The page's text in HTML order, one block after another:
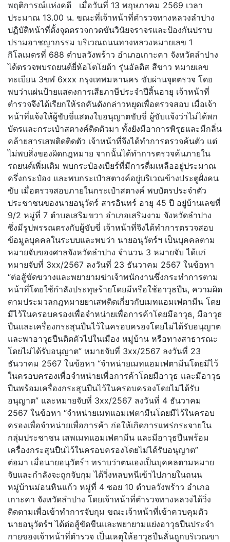
พฤติการณ์แห่งคดี เมื่อวันที่ 13 พฤษภาคม 2569 เวลา
ประมาณ 13.00 น. ขณะที่เจ้าหน้าที่ตำรวจทางหลวงลำปาง
ปฏิบัติหน้าที่ตั้งจุดตรวจกวดขันวินัยจราจรและป้องกันปราบ
ปรามอาชญากรรม บริเวณถนนทางหลวงหมายเลข 1
กิโลเมตรที่ 688 ตำบลวังพร้าว อำเภอเกาะคา จังหวัดลำปาง
ได้ตรวจพบรถยนต์ยี่ห้อโตโยต้า รุ่นอัลติส สีขาว หมายเลข
ทะเบียน 3ขฬ 6xxx กรุงเทพมหานคร ขับผ่านจุดตรวจ โดย
พบว่าแผ่นป้ายแสดงการเสียภาษีประจำปีสิ้นอายุ เจ้าหน้าที่
ตำรวจจึงได้เรียกให้รถคันดังกล่าวหยุดเพื่อตรวจสอบ เมื่อเจ้า
หน้าที่แจ้งให้ผู้ขับขี่แสดงใบอนุญาตขับขี่ ผู้ขับแจ้งว่าไม่ได้พก
บัตรและกระเป๋าสตางค์ติดตัวมา ทั้งยังมีอาการพิรุธและมีกลิ่น
คล้ายสารเสพติดติดตัว เจ้าหน้าที่จึงได้ทำการตรวจค้นตัว แต่
ไม่พบสิ่งของผิดกฎหมาย จากนั้นได้ทำการตรวจค้นภายใน
รถยนต์เพิ่มเติม พบกระป๋องเบียร์ที่มีการดื่มเหลืออยู่ประมาณ
ครึ่งกระป๋อง และพบกระเป๋าสตางค์อยู่บริเวณข้างประตูฝั่งคน
ขับ เมื่อตรวจสอบภายในกระเป๋าสตางค์ พบบัตรประจำตัว
ประชาชนของนายอนุวัตร์ สารอินทร์ อายุ 45 ปี อยู่บ้านเลขที่
9/2 หมู่ที่ 7 ตำบลเสริมขวา อำเภอเสริมงาม จังหวัดลำปาง
ซึ่งมีรูปพรรณตรงกับผู้ขับขี่ เจ้าหน้าที่จึงได้ทำการตรวจสอบ
ข้อมูลบุคคลในระบบและพบว่า นายอนุวัตร์ฯ เป็นบุคคลตาม
หมายจับของศาลจังหวัดลำปาง จำนวน 3 หมายจับ ได้แก่
หมายจับที่ 3xx/2567 ลงวันที่ 23 ธันวาคม 2567 ในข้อหา
“ต่อสู้ขัดขวางและพยายามฆ่าเจ้าพนักงานซึ่งกระทำการตาม
หน้าที่โดยใช้กำลังประทุษร้ายโดยมีหรือใช้อาวุธปืน, ความผิด
ตามประมวลกฎหมายยาเสพติดเกี่ยวกับเมทแอมเฟตามีน โดย
มีไว้ในครอบครองเพื่อจำหน่ายเพื่อการค้าโดยมีอาวุธ, มีอาวุธ
ปืนและเครื่องกระสุนปืนไว้ในครอบครองโดยไม่ได้รับอนุญาต
และพาอาวุธปืนติดตัวไปในเมือง หมู่บ้าน หรือทางสาธารณะ
โดยไม่ได้รับอนุญาต” หมายจับที่ 3xx/2567 ลงวันที่ 23
ธันวาคม 2567 ในข้อหา “จำหน่ายเมทแอมเฟตามีนโดยมีไว้
ในครอบครองเพื่อจำหน่ายเพื่อการค้าโดยมีอาวุธ และมีอาวุธ
ปืนพร้อมเครื่องกระสุนปืนไว้ในครอบครองโดยไม่ได้รับ
อนุญาต” และหมายจับที่ 3xx/2567 ลงวันที่ 4 ธันวาคม
2567 ในข้อหา “จำหน่ายเมทแอมเฟตามีนโดยมีไว้ในครอบ
ครองเพื่อจำหน่ายเพื่อการค้า ก่อให้เกิดการแพร่กระจายใน
กลุ่มประชาชน เสพเมทแอมเฟตามีน และมีอาวุธปืนพร้อม
เครื่องกระสุนปืนไว้ในครอบครองโดยไม่ได้รับอนุญาต”
ต่อมา เมื่อนายอนุวัตร์ฯ ทราบว่าตนเองเป็นบุคคลตามหมาย
จับและกำลังจะถูกจับกุม ได้วิ่งหลบหนีเข้าไปภายในถนน
หมู่บ้านม่อนหินแก้ว หมู่ที่ 4 ซอย 10 ตำบลวังพร้าว อำเภอ
เกาะคา จังหวัดลำปาง โดยเจ้าหน้าที่ตำรวจทางหลวงได้วิ่ง
ติดตามเพื่อเข้าทำการจับกุม ขณะเจ้าหน้าที่เข้าควบคุมตัว
นายอนุวัตร์ฯ ได้ต่อสู้ขัดขืนและพยายามแย่งอาวุธปืนประจำ
กายของเจ้าหน้าที่ตำรวจ เป็นเหตุให้อาวุธปืนลั่นถูกบริเวณขา